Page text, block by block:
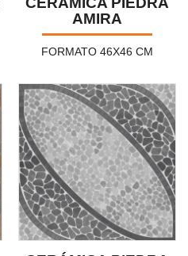
AMIRA
FORMATO 46X46 CM